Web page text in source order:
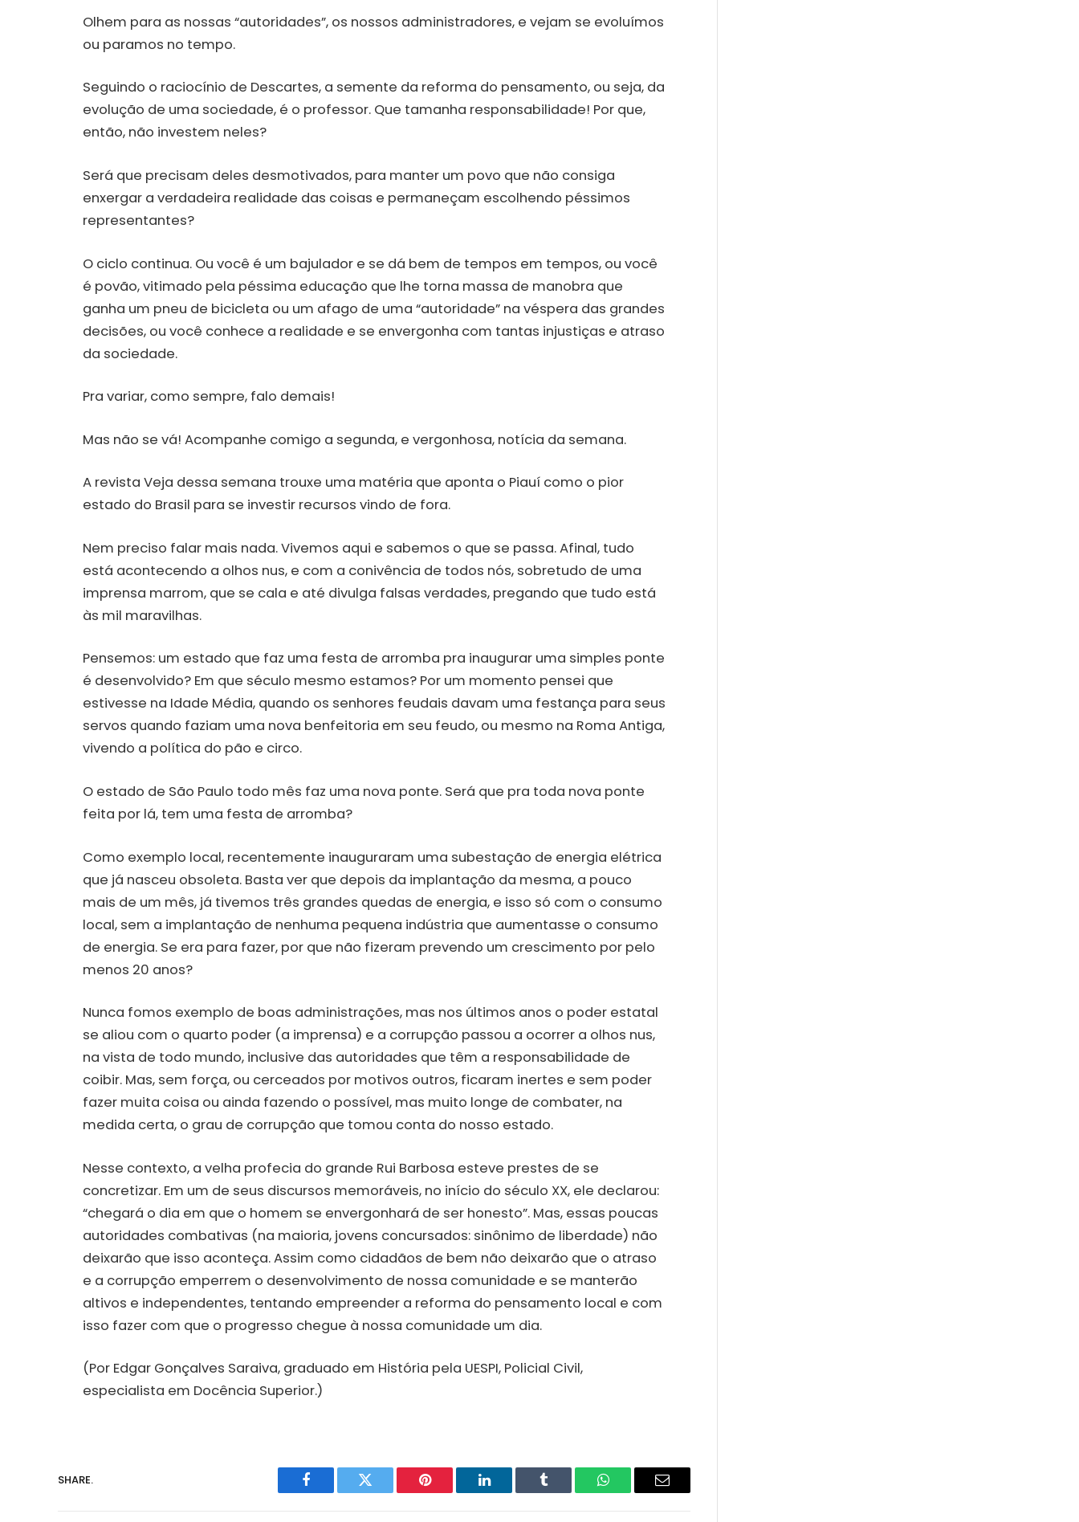
Olhem para as nossas “autoridades”, os nossos administradores, e vejam se evoluímos
ou paramos no tempo.
Seguindo o raciocínio de Descartes, a semente da reforma do pensamento, ou seja, da
evolução de uma sociedade, é o professor. Que tamanha responsabilidade! Por que,
então, não investem neles?
Será que precisam deles desmotivados, para manter um povo que não consiga
enxergar a verdadeira realidade das coisas e permaneçam escolhendo péssimos
representantes?
O ciclo continua. Ou você é um bajulador e se dá bem de tempos em tempos, ou você
é povão, vitimado pela péssima educação que lhe torna massa de manobra que
ganha um pneu de bicicleta ou um afago de uma “autoridade” na véspera das grandes
decisões, ou você conhece a realidade e se envergonha com tantas injustiças e atraso
da sociedade.
Pra variar, como sempre, falo demais!
Mas não se vá! Acompanhe comigo a segunda, e vergonhosa, notícia da semana.
A revista Veja dessa semana trouxe uma matéria que aponta o Piauí como o pior
estado do Brasil para se investir recursos vindo de fora.
Nem preciso falar mais nada. Vivemos aqui e sabemos o que se passa. Afinal, tudo
está acontecendo a olhos nus, e com a conivência de todos nós, sobretudo de uma
imprensa marrom, que se cala e até divulga falsas verdades, pregando que tudo está
às mil maravilhas.
Pensemos: um estado que faz uma festa de arromba pra inaugurar uma simples ponte
é desenvolvido? Em que século mesmo estamos? Por um momento pensei que
estivesse na Idade Média, quando os senhores feudais davam uma festança para seus
servos quando faziam uma nova benfeitoria em seu feudo, ou mesmo na Roma Antiga,
vivendo a política do pão e circo.
O estado de São Paulo todo mês faz uma nova ponte. Será que pra toda nova ponte
feita por lá, tem uma festa de arromba?
Como exemplo local, recentemente inauguraram uma subestação de energia elétrica
que já nasceu obsoleta. Basta ver que depois da implantação da mesma, a pouco
mais de um mês, já tivemos três grandes quedas de energia, e isso só com o consumo
local, sem a implantação de nenhuma pequena indústria que aumentasse o consumo
de energia. Se era para fazer, por que não fizeram prevendo um crescimento por pelo
menos 20 anos?
Nunca fomos exemplo de boas administrações, mas nos últimos anos o poder estatal
se aliou com o quarto poder (a imprensa) e a corrupção passou a ocorrer a olhos nus,
na vista de todo mundo, inclusive das autoridades que têm a responsabilidade de
coibir. Mas, sem força, ou cerceados por motivos outros, ficaram inertes e sem poder
fazer muita coisa ou ainda fazendo o possível, mas muito longe de combater, na
medida certa, o grau de corrupção que tomou conta do nosso estado.
Nesse contexto, a velha profecia do grande Rui Barbosa esteve prestes de se
concretizar. Em um de seus discursos memoráveis, no início do século XX, ele declarou:
“chegará o dia em que o homem se envergonhará de ser honesto”. Mas, essas poucas
autoridades combativas (na maioria, jovens concursados: sinônimo de liberdade) não
deixarão que isso aconteça. Assim como cidadãos de bem não deixarão que o atraso
e a corrupção emperrem o desenvolvimento de nossa comunidade e se manterão
altivos e independentes, tentando empreender a reforma do pensamento local e com
isso fazer com que o progresso chegue à nossa comunidade um dia.
(Por Edgar Gonçalves Saraiva, graduado em História pela UESPI, Policial Civil,
especialista em Docência Superior.)
SHARE.
Facebook Twitter Pinterest LinkedIn Tumblr WhatsAppEmail